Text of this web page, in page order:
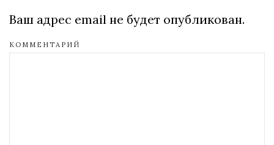
Ваш адрес email не будет опубликован.
КОММЕНТАРИЙ